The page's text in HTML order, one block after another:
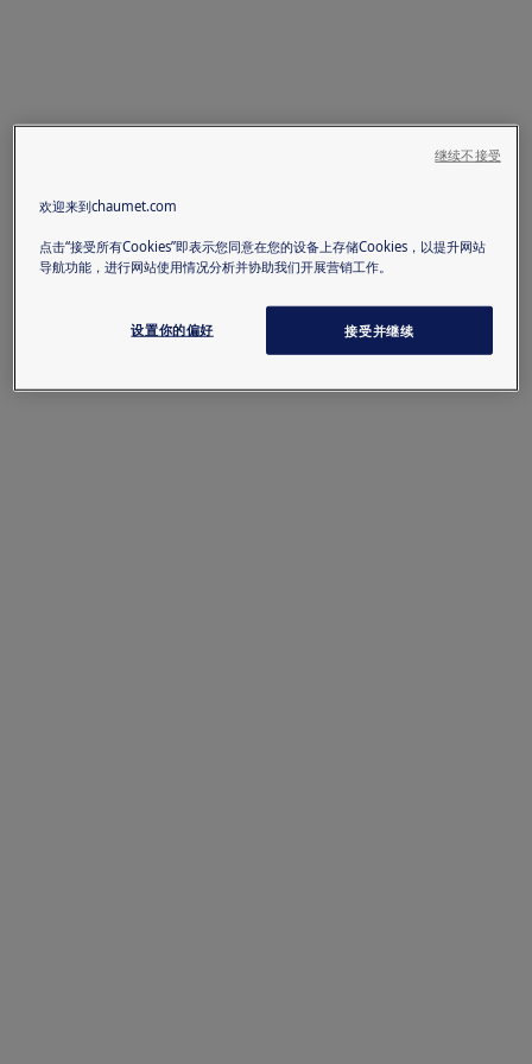
欢迎来到chaumet.com
点击“接受所有Cookies”即表示您同意在您的设备上存储Cookies，以提升网站
导航功能，进行网站使用情况分析并协助我们开展营销工作。
设置你的偏好 接受并继续
继续不接受